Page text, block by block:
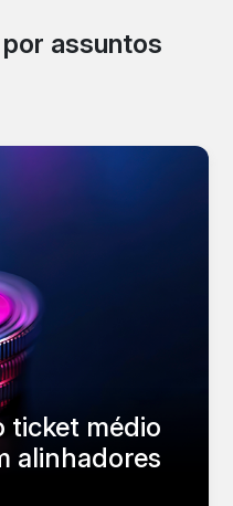
assuntos
ticket médio
alinhadores